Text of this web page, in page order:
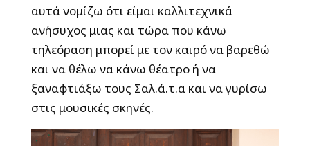
αυτά νομίζω ότι είμαι καλλιτεχνικά
ανήσυχος μιας και τώρα που κάνω
τηλεόραση μπορεί με τον καιρό να βαρεθώ
και να θέλω να κάνω θέατρο ή να
ξαναφτιάξω τους Σαλ.ά.τ.α και να γυρίσω
στις μουσικές σκηνές.